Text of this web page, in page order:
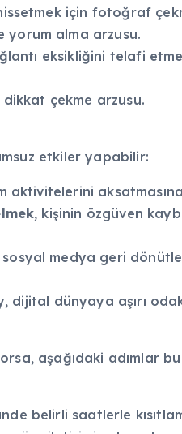
için fotoğraf
yorum alma arzusu.
eksikliğini telafi
dikkat çekme arzusu.
etkiler yapabilir:
aktivitelerini
, kişinin özgüven
sosyal medya geri
dijital dünyaya aşırı
aşağıdaki adımlar
belirli saatlerle